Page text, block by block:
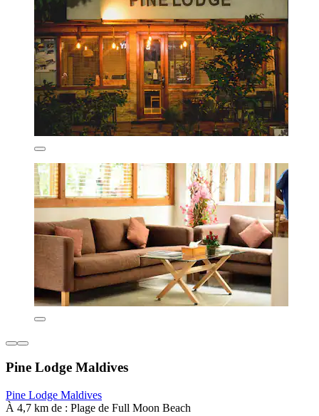
Pine Lodge Maldives
Pine Lodge Maldives
À 4,7 km de : Plage de Full Moon Beach